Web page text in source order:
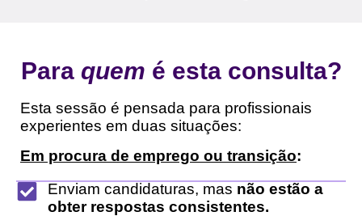
Para quem é esta consulta?
Esta sessão é pensada para profissionais
experientes em duas situações:
Em procura de emprego ou transição:
Enviam candidaturas, mas não estão a
obter respostas consistentes.